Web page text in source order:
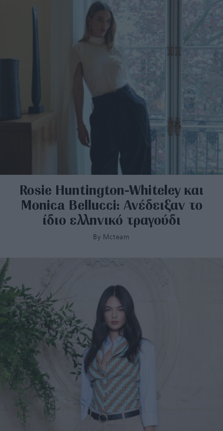
Rosie Huntington-Whiteley και
Monica Bellucci: Ανέδειξαν το
ίδιο ελληνικό τραγούδι
By Mcteam